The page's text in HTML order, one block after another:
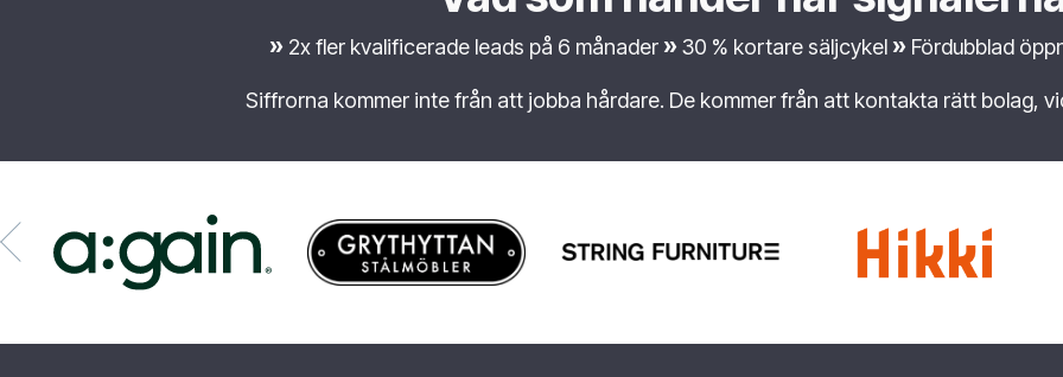
» 2x fler kvalificerade leads på 6 månader » 30 % kortare säljcykel » Fördubblad
Siffrorna kommer inte från att jobba hårdare. De kommer från att kontakta rätt bolag,